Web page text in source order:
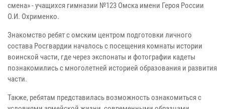
смена» - учащихся гимназии №123 Омска имени Героя России
О.И. Охрименко.
Знакомство ребят с омским центром подготовки личного
состава Росгвардии началось с посещения комнаты истории
воинской части, где через экспонаты и фотографии кадеты
познакомились с многолетней историей образования и развития
части.
Также, ребятам представилась возможность ознакомиться с